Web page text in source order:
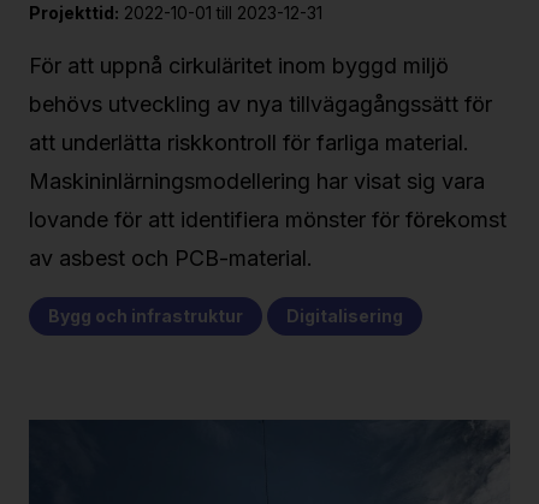
Projekttid: 2022-10-01 till 2023-12-31
För att uppnå cirkuläritet inom byggd miljö
behövs utveckling av nya tillvägagångssätt för
att underlätta riskkontroll för farliga material.
Maskininlärningsmodellering har visat sig vara
lovande för att identifiera mönster för förekomst
av asbest och PCB-material.
Bygg och infrastruktur Digitalisering